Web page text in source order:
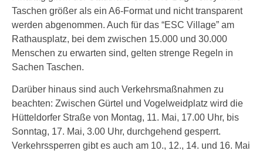
Taschen größer als ein A6-Format und nicht transparent
werden abgenommen. Auch für das “ESC Village” am
Rathausplatz, bei dem zwischen 15.000 und 30.000
Menschen zu erwarten sind, gelten strenge Regeln in
Sachen Taschen.
Darüber hinaus sind auch Verkehrsmaßnahmen zu
beachten: Zwischen Gürtel und Vogelweidplatz wird die
Hütteldorfer Straße von Montag, 11. Mai, 17.00 Uhr, bis
Sonntag, 17. Mai, 3.00 Uhr, durchgehend gesperrt.
Verkehrssperren gibt es auch am 10., 12., 14. und 16. Mai